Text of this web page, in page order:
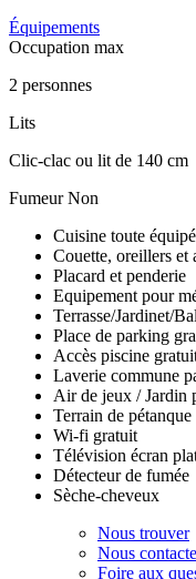
Équipements
Occupation max
2 personnes
Lits
Clic-clac ou lit de 140 cm
Fumeur Non
Cuisine toute
Couette, oreillers et
Placard et penderie
Equipement pour
Terrasse/Jardinet/
Place de parking
Accès piscine
Laverie commune
Air de jeux / Jardin
Terrain de pétanque
Wi-fi gratuit
Télévision écran
Détecteur de fumée
Sèche-cheveux
Nous trouver
Nous
Foire aux